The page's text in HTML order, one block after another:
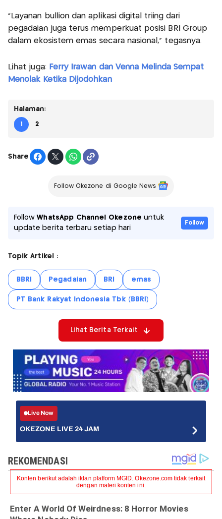
"Layanan bullion dan aplikasi digital triing dari
pegadaian juga terus memperkuat posisi BRI Group
dalam ekosistem emas secara nasional," tegasnya.
Lihat juga: Ferry Irawan dan Venna Melinda Sempat
Menolak Ketika Dijodohkan
Halaman:
1 2
Share
Follow Okezone di Google News
FollowWhatsApp Channel Okezone untuk
update berita terbaru setiap hari
Follow
Topik Artikel :
BBRI Pegadaian BRI emas
PT Bank Rakyat Indonesia Tbk (BBRI)
Lihat Berita Terkait
Live Now
OKEZONE LIVE 24 JAM